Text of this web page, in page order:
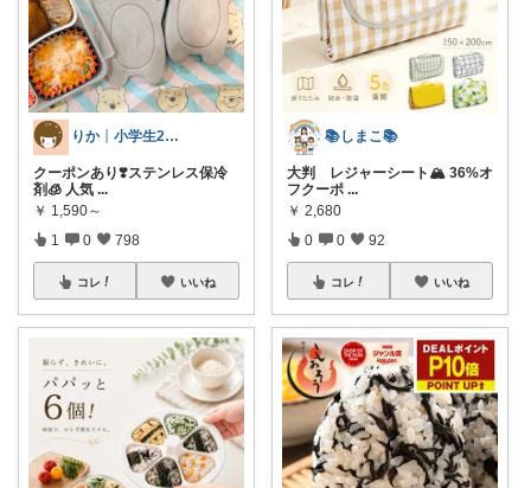
りか┊小学生2人4人家族2LDK暮らし
クーポンあり❣️ステンレス保冷
剤🧊 人気 ...
￥ 1,590～
1 0 798
コレ いいね
📚しまこ📚
大判 レジャーシート🏔️ 36%オ
フクーポ ...
￥ 2,680
0 0 92
コレ いいね